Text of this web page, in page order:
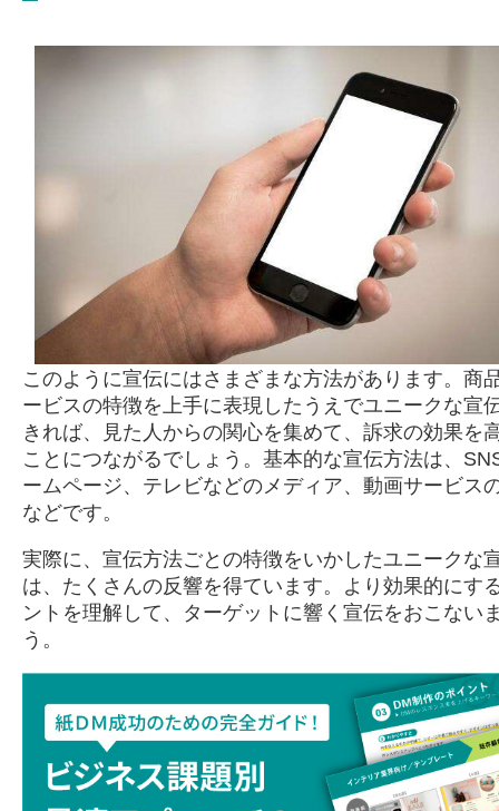
このように宣伝にはさまざまな方法があります。商
ービスの特徴を上手に表現したうえでユニークな宣
きれば、見た人からの関心を集めて、訴求の効果を
ことにつながるでしょう。基本的な宣伝方法は、
ームページ、テレビなどのメディア、動画サービス
などです。
実際に、宣伝方法ごとの特徴をいかしたユニークな
は、たくさんの反響を得ています。より効果的にす
ントを理解して、ターゲットに響く宣伝をおこない
う。